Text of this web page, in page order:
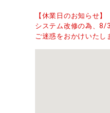
【休業日のお知らせ】
システム改修の為、8/
ご迷惑をおかけいた